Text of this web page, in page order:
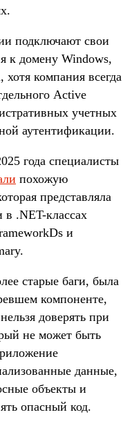
подключают свои
к домену Windows,
компания всегда
Active
учетных
аутентификации.
года специалисты
похожую
представляла
в .NET-классах
и
старые баги, была
компоненте,
доверять при
не может быть
данные,
объекты и
опасный код.